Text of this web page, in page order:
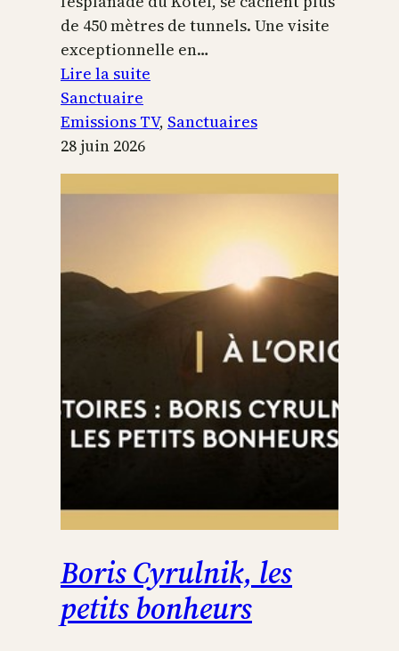
de 450 mètres de tunnels. Une visite
exceptionnelle en…
Lire la suite
Temple
Jérusalem
Sanctuaire
Emissions TV, Sanctuaires
28 juin 2026
Boris Cyrulnik, les
petits bonheurs